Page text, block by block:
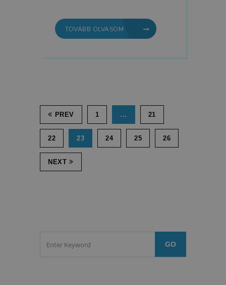
TOVÁBB OLVASOM
PREV 1 … 21
22 23 24 25 26
NEXT